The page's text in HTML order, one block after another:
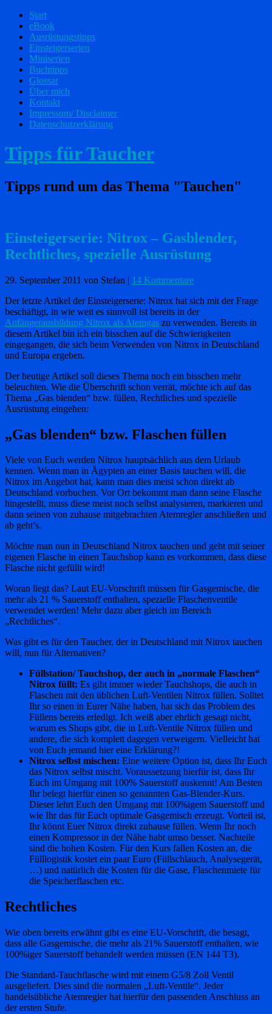
Start
eBook
Ausrüstungstipps
Einsteigerserien
Miniserien
Buchtipps
Glossar
Über mich
Kontakt
Impressum/ Disclaimer
Datenschutzerklärung
Tipps für Taucher
Tipps rund um das Thema "Tauchen"
Einsteigerserie: Nitrox – Gasblender,
Rechtliches, spezielle Ausrüstung
29. September 2011 von Stefan | 14 Kommentare
Der letzte Artikel der Einsteigerserie: Nitrox hat sich mit der Frage
beschäftigt, in wie weit es sinnvoll ist bereits in der
Anfängerausbildung Nitrox als Atemgas zu verwenden. Bereits in
diesem Artikel bin ich ein bisschen auf die Schwierigkeiten
eingegangen, die sich beim Verwenden von Nitrox in Deutschland
und Europa ergeben.
Der heutige Artikel soll dieses Thema noch ein bisschen mehr
beleuchten. Wie die Überschrift schon verrät, möchte ich auf das
Thema „Gas blenden“ bzw. füllen, Rechtliches und spezielle
Ausrüstung eingehen:
„Gas blenden“ bzw. Flaschen füllen
Viele von Euch werden Nitrox hauptsächlich aus dem Urlaub
kennen. Wenn man in Ägypten an einer Basis tauchen will, die
Nitrox im Angebot hat, kann man dies meist schon direkt ab
Deutschland vorbuchen. Vor Ort bekommt man dann seine Flasche
hingestellt, muss diese meist noch selbst analysieren, markieren und
dann seinen von zuhause mitgebrachten Atemregler anschließen und
ab geht’s.
Möchte man nun in Deutschland Nitrox tauchen und geht mit seiner
eigenen Flasche in einen Tauchshop kann es vorkommen, dass diese
Flasche nicht gefüllt wird!
Woran liegt das? Laut EU-Vorschrift müssen für Gasgemische, die
mehr als 21 % Sauerstoff enthalten, spezielle Flaschenventile
verwendet werden! Mehr dazu aber gleich im Bereich
„Rechtliches“.
Was gibt es für den Taucher, der in Deutschland mit Nitrox tauchen
will, nun für Alternativen?
Füllstation/ Tauchshop, der auch in „normale Flaschen“
Nitrox füllt: Es gibt immer wieder Tauchshops, die auch in
Flaschen mit den üblichen Luft-Ventilen Nitrox füllen. Solltet
Ihr so einen in Eurer Nähe haben, hat sich das Problem des
Füllens bereits erledigt. Ich weiß aber ehrlich gesagt nicht,
warum es Shops gibt, die in Luft-Ventile Nitrox füllen und
andere, die sich komplett dagegen verweigern. Vielleicht hat
von Euch jemand hier eine Erklärung?!
Nitrox selbst mischen: Eine weitere Option ist, dass Ihr Euch
das Nitrox selbst mischt. Voraussetzung hierfür ist, dass Ihr
Euch im Umgang mit 100% Sauerstoff auskennt! Am Besten
Ihr belegt hierfür einen so genannten Gas-Blender-Kurs.
Dieser lehrt Euch den Umgang mit 100%igem Sauerstoff und
wie Ihr das für Euch optimale Gasgemisch erzeugt. Vorteil ist,
Ihr könnt Euer Nitrox direkt zuhause füllen. Wenn Ihr noch
einen Kompressor in der Nähe habt umso besser. Nachteile
sind die hohen Kosten. Für den Kurs fallen Kosten an, die
Fülllogistik kostet ein paar Euro (Füllschlauch, Analysegerät,
…) und natürlich die Kosten für die Gase, Flaschenmiete für
die Speicherflaschen etc.
Rechtliches
Wie oben bereits erwähnt gibt es eine EU-Vorschrift, die besagt,
dass alle Gasgemische, die mehr als 21% Sauerstoff enthalten, wie
100%iger Sauerstoff behandelt werden müssen (EN 144 T3).
Die Standard-Tauchflasche wird mit einem G5/8 Zoll Ventil
ausgeliefert. Dies sind die normalen „Luft-Ventile“. Jeder
handelsübliche Atemregler hat hierfür den passenden Anschluss an
der ersten Stufe.